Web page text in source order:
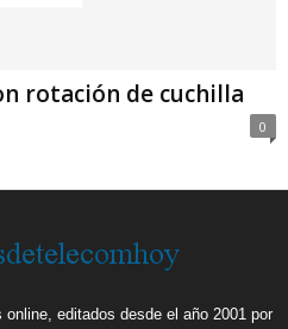
rotación de cuchilla
0
editados desde el año 2001 por